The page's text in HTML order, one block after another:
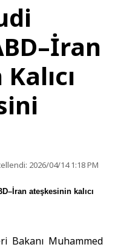
2026/04/14 1:18 PM
ateşkesinin kalıcı
Bakanı Muhammed